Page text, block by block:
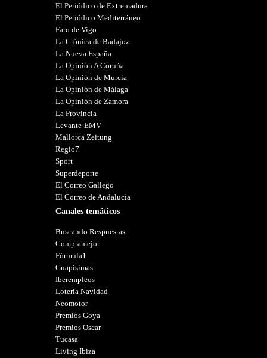
El Periódico de Extremadura
El Periódico Mediterráneo
Faro de Vigo
La Crónica de Badajoz
La Nueva España
La Opinión A Coruña
La Opinión de Murcia
La Opinión de Málaga
La Opinión de Zamora
La Provincia
Levante-EMV
Mallorca Zeitung
Regio7
Sport
Superdeporte
El Correo Gallego
El Correo de Andalucia
Canales temáticos
Buscando Respuestas
Compramejor
Fórmula1
Guapisimas
Iberempleos
Loteria Navidad
Neomotor
Premios Goya
Premios Oscar
Tucasa
Living Ibiza